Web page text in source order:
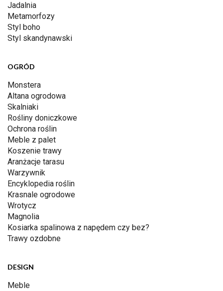
Jadalnia
Metamorfozy
Styl boho
Styl skandynawski
OGRÓD
Monstera
Altana ogrodowa
Skalniaki
Rośliny doniczkowe
Ochrona roślin
Meble z palet
Koszenie trawy
Aranżacje tarasu
Warzywnik
Encyklopedia roślin
Krasnale ogrodowe
Wrotycz
Magnolia
Kosiarka spalinowa z napędem czy bez?
Trawy ozdobne
DESIGN
Meble